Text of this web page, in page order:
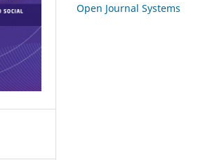
Open Journal Systems